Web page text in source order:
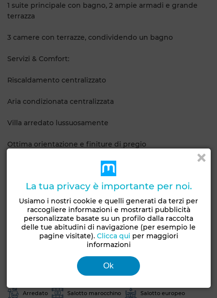
1 suite principale con bagno, 2 ampie armadi e grande
terrazza
3 camere con terrazze, condividendo un bagno
Servizi & Comfort:
Riscaldamento centralizzato
Aria condizionata centralizzata
Villa arredato lussuosamente
Ottima orientazione e finiture di pregio
Prezzo affitto: 100.000 DH / mese
Caratteristiche generali
Tipo di proprietà
Villa
Area della trama
1800 m²
Condizioni
Orientamento
Est
Terrazzo Garage
Arredato Salotto marocchino Salotto europeo
La tua privacy è importante per noi.
Usiamo i nostri cookie e quelli generati da terzi per
raccogliere informazioni e mostrarti pubblicità
personalizzate basate su un profilo dalla raccolta
delle tue abitudini di navigazione (per esempio le
pagine visitate). Clicca qui per maggiori
informazioni
Ok